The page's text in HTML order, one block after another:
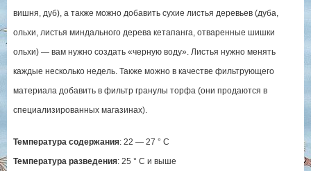
вишня, дуб), а также можно добавить сухие листья деревьев (дуба,
ольхи, листья миндального дерева кетапанга, отваренные шишки
ольхи) — вам нужно создать «черную воду». Листья нужно менять
каждые несколько недель. Также можно в качестве фильтрующего
материала добавить в фильтр гранулы торфа (они продаются в
специализированных магазинах).
Температура содержания: 22 — 27 ° C
Температура разведения: 25 ° C и выше